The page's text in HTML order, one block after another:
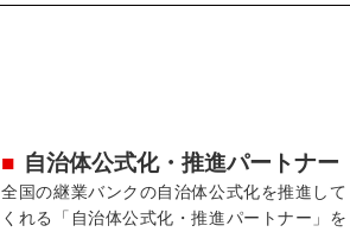
自治体公式化・推進パートナー
全国の継業バンクの自治体公式化を推進して
くれる「自治体公式化・推進パートナー」を